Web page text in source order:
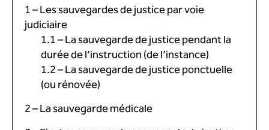
1 – Les sauvegardes de justice par voie
judiciaire
1.1 – La sauvegarde de justice pendant la
durée de l’instruction (de l’instance)
1.2 – La sauvegarde de justice ponctuelle
(ou rénovée)
2 – La sauvegarde médicale